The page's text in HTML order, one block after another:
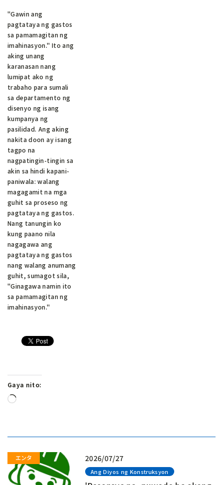
"Gawin ang
pagtataya ng gastos
sa pamamagitan ng
imahinasyon." Ito ang
aking unang
karanasan nang
lumipat ako ng
trabaho para sumali
sa departamento ng
disenyo ng isang
kumpanya ng
pasilidad. Ang aking
nakita doon ay isang
tagpo na
nagpatingin-tingin sa
akin sa hindi kapani-
paniwala: walang
magagamit na mga
guhit sa proseso ng
pagtataya ng gastos.
Nang tanungin ko
kung paano nila
nagagawa ang
pagtataya ng gastos
nang walang anumang
guhit, sumagot sila,
"Ginagawa namin ito
sa pamamagitan ng
imahinasyon."
Gaya nito:
Naglo-
2026/07/27
Ang Diyos ng Konstruksyon